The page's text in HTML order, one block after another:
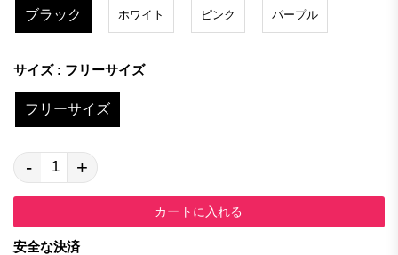
ブラック ホワイト ピンク パープル
サイズ : フリーサイズ
フリーサイズ
- +
カートに入れる
安全な決済